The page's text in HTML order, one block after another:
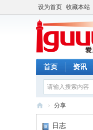
设为首页 收藏本站
首页 资讯
› 分享
日志